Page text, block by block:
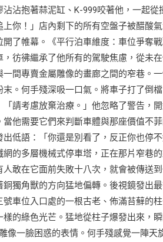
沾抱著蒜泥缸、K-999咬著他，一起
你！」店內剩下的所有空盤子被醋酸
了帷幕。《平行泊車維度：車位爭奪
彷彿繼承了他所有的駕駛焦慮，從未
間專賣金屬雕像的畫廊之間的窄巷。
末。何手殘深吸一口氣。將車子打了倒
請考慮放棄治療。」他忽略了警告，
他需要它們來判斷車體與那座價值不
低語：「你還是別看了，反正你也停
網的多層機械式停車塔，正在那片窄巷
敢在它面前失敗十八次，就會被傳送
獨角獸的方向猛地偏轉。後視鏡發出
號車位入口處的一根古老、佈滿苔蘚的
的綠色光芒。猛地從柱子爆發出來，
像一臉困惑的表情。何手殘感覺一陣天